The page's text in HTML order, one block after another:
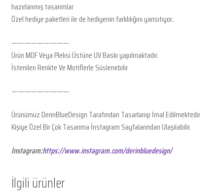
hazırlanmış tasarımlar
Özel hediye paketleri ile de hediyenin farklılığını yansıtıyor..
—————————
Ürün MDF Veya Pleksi Üstüne UV Baskı yapılmaktadır.
İstenilen Renkte Ve Motiflerle Süslenebilir.
—————————
Ürünümüz DerinBlueDesign Tarafından Tasarlanıp İmal Edilmektedir
Kişiye Özel Bir Çok Tasarıma İnstagram Sayfalarından Ulaşılabilir.
İnstagram:https://www.instagram.com/derinbluedesign/
İlgili ürünler